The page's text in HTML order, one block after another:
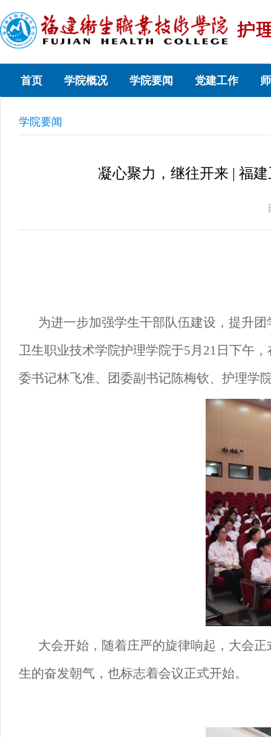
首页 学院概况 学院要闻 党建工作
学院要闻
凝心聚力，继往开来 | 福
为进一步加强学生干部队伍建设，提升
卫生职业技术学院护理学院于5月21日下午
委书记林飞准、团委副书记陈梅钦、护理学
大会开始，随着庄严的旋律响起，大会
生的奋发朝气，也标志着会议正式开始。